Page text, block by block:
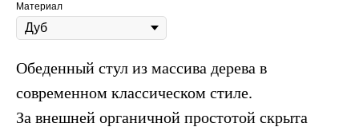
Материал
Обеденный стул из массива дерева в
современном классическом стиле.
За внешней органичной простотой скрыта